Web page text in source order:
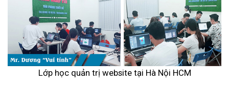
Lớp học quản trị website tại Hà Nội HCM